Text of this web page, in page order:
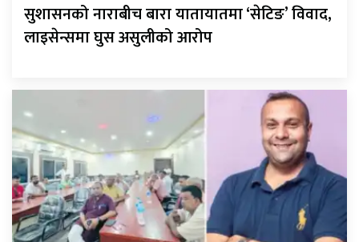
सुशासनको नाराबीच बारा यातायातमा ‘सेटिङ’ विवाद,
लाइसेन्समा घुस असुलीको आरोप